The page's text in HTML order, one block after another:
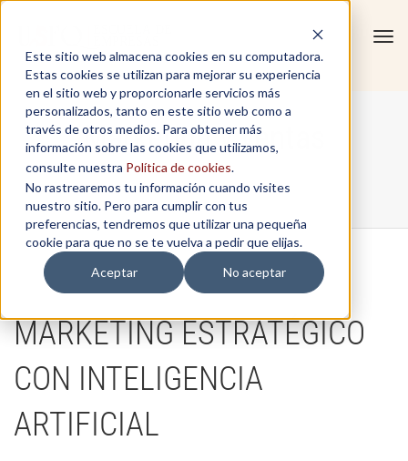
Este sitio web almacena cookies en su computadora.
Estas cookies se utilizan para mejorar su experiencia
en el sitio web y proporcionarle servicios más
personalizados, tanto en este sitio web como a
través de otros medios. Para obtener más
información sobre las cookies que utilizamos,
consulte nuestra Política de cookies.
No rastrearemos tu información cuando visites
nuestro sitio. Pero para cumplir con tus
preferencias, tendremos que utilizar una pequeña
cookie para que no se te vuelva a pedir que elijas.
Aceptar
No aceptar
Marketing y ventas
Home / Marketing y ventas
MARKETING ESTRATÉGICO
CON INTELIGENCIA
ARTIFICIAL